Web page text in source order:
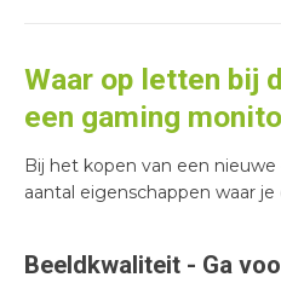
Waar op letten bij
een gaming
Bij het kopen van een
aantal eigenschappen waar
Beeldkwaliteit - Ga